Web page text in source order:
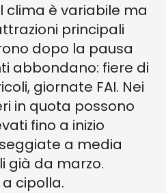
clima è variabile ma
principali
dopo la pausa
abbondano: fiere di
giornate FAI. Nei
in quota possono
fino a inizio
a media
già da marzo.
cipolla.